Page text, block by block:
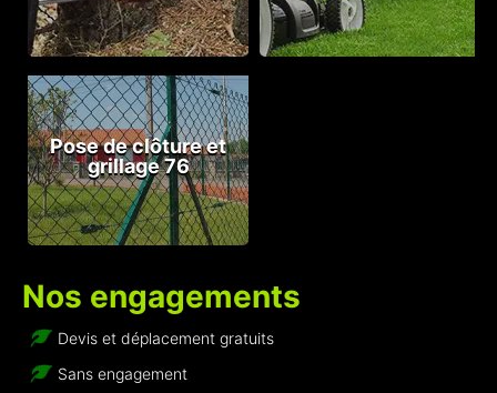
Pose de clôture et
grillage 76
Nos engagements
Devis et déplacement gratuits
Sans engagement